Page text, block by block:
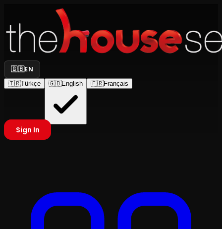
🇬🇧EN
🇹🇷Türkçe 🇬🇧English 🇫🇷Français
Sign In